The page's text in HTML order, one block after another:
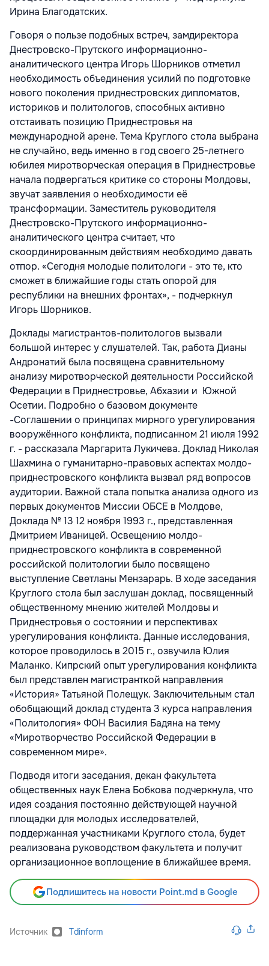
Ирина Благодатских.
Говоря о пользе подобных встреч, замдиректора
Днестровско-Прутского информационно-
аналитического центра Игорь Шорников отметил
необходимость объединения усилий по подготовке
нового поколения приднестровских дипломатов,
историков и политологов, способных активно
отстаивать позицию Приднестровья на
международной арене. Тема Круглого стола выбрана
не случайно, ведь именно в год своего 25-летнего
юбилея миротворческая операция в Приднестровье
начала подвергаться критике со стороны Молдовы,
звучат заявления о необходимости её
трансформации. Заместитель руководителя
Днестровско-Прутского информационно-
аналитического центра считает, что
скоординированным действиям необходимо давать
отпор. «Сегодня молодые политологи - это те, кто
сможет в ближайшие годы стать опорой для
республики на внешних фронтах», - подчеркнул
Игорь Шорников.
Доклады магистрантов-политологов вызвали
большой интерес у слушателей. Так, работа Дианы
Андронатий была посвящена сравнительному
анализу миротворческой деятельности Российской
Федерации в Приднестровье, Абхазии и Южной
Осетии. Подробно о базовом документе
-Соглашении о принципах мирного урегулирования
вооружённого конфликта, подписанном 21 июля 1992
г. - рассказала Маргарита Лукичева. Доклад Николая
Шахмина о гуманитарно-правовых аспектах молдо-
приднестровского конфликта вызвал ряд вопросов
аудитории. Важной стала попытка анализа одного из
первых документов Миссии ОБСЕ в Молдове,
Доклада № 13 12 ноября 1993 г., представленная
Дмитрием Иваницей. Освещению молдо-
приднестровского конфликта в современной
российской политологии было посвящено
выступление Светланы Мензарарь. В ходе заседания
Круглого стола был заслушан доклад, посвященный
общественному мнению жителей Молдовы и
Приднестровья о состоянии и перспективах
урегулирования конфликта. Данные исследования,
которое проводилось в 2015 г., озвучила Юлия
Маланко. Кипрский опыт урегулирования конфликта
был представлен магистранткой направления
«История» Татьяной Полещук. Заключительным стал
обобщающий доклад студента 3 курса направления
«Политология» ФОН Василия Бадяна на тему
«Миротворчество Российской Федерации в
современном мире».
Подводя итоги заседания, декан факультета
общественных наук Елена Бобкова подчеркнула, что
идея создания постоянно действующей научной
площадки для молодых исследователей,
поддержанная участниками Круглого стола, будет
реализована руководством факультета и получит
организационное воплощение в ближайшее время.
Подпишитесь на новости Point.md в Google
Источник Tdinform